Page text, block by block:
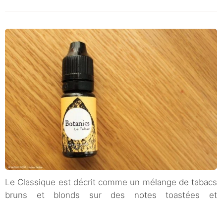
Le Classique est décrit comme un mélange de tabacs
bruns et blonds sur des notes toastées et